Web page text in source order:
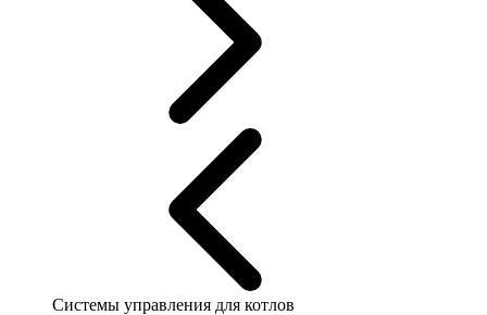
Системы управления для котлов